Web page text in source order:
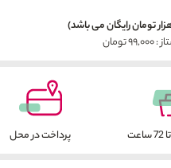
پرداخت در محل